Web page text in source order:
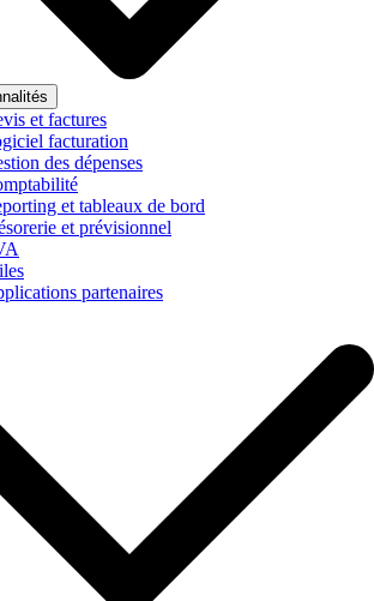
et factures
facturation
des dépenses
et tableaux de bord
et prévisionnel
partenaires